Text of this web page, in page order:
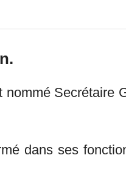
Secrétaire
ses